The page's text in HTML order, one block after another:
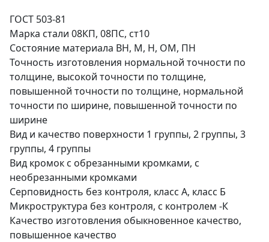
ГОСТ 503-81
Марка стали 08КП, 08ПС, ст10
Состояние материала ВН, М, Н, ОМ, ПН
Точность изготовления нормальной точности по
толщине, высокой точности по толщине,
повышенной точности по толщине, нормальной
точности по ширине, повышенной точности по
ширине
Вид и качество поверхности 1 группы, 2 группы, 3
группы, 4 группы
Вид кромок с обрезанными кромками, с
необрезанными кромками
Серповидность без контроля, класс А, класс Б
Микроструктура без контроля, с контролем -К
Качество изготовления обыкновенное качество,
повышенное качество